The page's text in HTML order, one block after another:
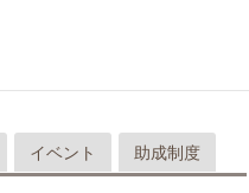
イベント 助成制度